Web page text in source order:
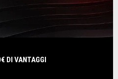
DI VANTAGGI